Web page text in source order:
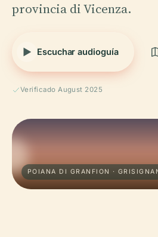
provincia di Vicenza.
Escuchar audioguía
Verificado August 2025
POIANA DI GRANFION ·